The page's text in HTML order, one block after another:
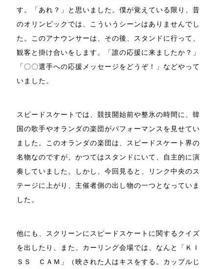
す。「あれ？」と思いました。僕が覚えている限り、昔
のオリンピックでは、こういうシーンはありませんでし
た。このアナウンサーは、その後、スタンドに行って、
観客と掛け合いをします。「誰の応援に来ましたか？」
「〇〇選手への応援メッセージをどうぞ！」などやって
いました。
スピードスケートでは、競技開始前や整氷の時間に、韓
国の歌手やオランダの楽団がパフォーマンスを見せてい
ました。このオランダの楽団は、スピードスケート界の
名物なのですが、かつてはスタンドにいて、自主的に演
奏していました。しかし、今回見ると、リンク中央のス
テージに上がり、主催者側の出し物の一つとなっていま
した。
他にも、スクリーンにスピードスケートに関するクイズ
を出したり、また、カーリング会場では、なんと「ＫＩ
ＳＳ ＣＡＭ」（映された人はキスをする。カップルじ